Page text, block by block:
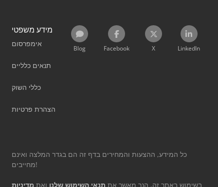
מידע משפטי
אימפרסום
תנאים כלליים
כללי השוק
הצהרת פרטיות
Blog Facebook X LinkedIn
כל המידע, ההצעות והמחירים בדף זה הם בגדר המלצה ואינם
מחייבים!
בשימוש באתר זה, הנך מאשר את תנאי השימוש שלנו ואת מדיניות